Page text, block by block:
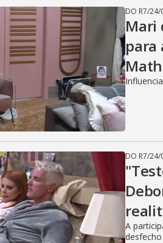
DO R7/24/
Mari
para
DO R7/24/
A